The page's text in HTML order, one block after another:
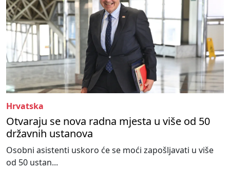
Hrvatska
Otvaraju se nova radna mjesta u više od 50
državnih ustanova
Osobni asistenti uskoro će se moći zapošljavati u više
od 50 ustan...